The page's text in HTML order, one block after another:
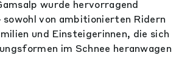
wurde hervorragend
sowohl von ambitionierten Ridern
und Einsteigerinnen, die sich
im Schnee heranwagen